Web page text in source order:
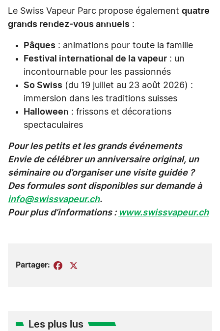
Le Swiss Vapeur Parc propose également quatre
grands rendez-vous annuels :
Pâques : animations pour toute la famille
Festival international de la vapeur : un
incontournable pour les passionnés
So Swiss (du 19 juillet au 23 août 2026) :
immersion dans les traditions suisses
Halloween : frissons et décorations
spectaculaires
Pour les petits et les grands événements
Envie de célébrer un anniversaire original, un
séminaire ou d’organiser une visite guidée ?
Des formules sont disponibles sur demande à
info@swissvapeur.ch.
Pour plus d’informations : www.swissvapeur.ch
Partager: Facebook
Les plus lus